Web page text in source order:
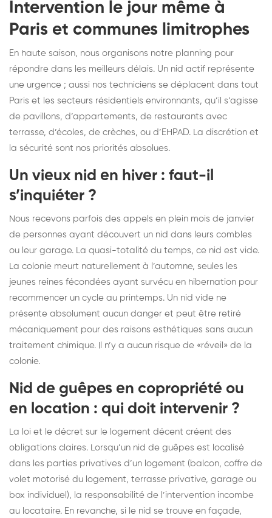
Intervention le jour même à
Paris et communes limitrophes
En haute saison, nous organisons notre planning pour
répondre dans les meilleurs délais. Un nid actif représente
une urgence ; aussi nos techniciens se déplacent dans tout
Paris et les secteurs résidentiels environnants, qu’il s’agisse
de pavillons, d’appartements, de restaurants avec
terrasse, d’écoles, de crèches, ou d’EHPAD. La discrétion et
la sécurité sont nos priorités absolues.
Un vieux nid en hiver : faut-il
s’inquiéter ?
Nous recevons parfois des appels en plein mois de janvier
de personnes ayant découvert un nid dans leurs combles
ou leur garage. La quasi-totalité du temps, ce nid est vide.
La colonie meurt naturellement à l’automne, seules les
jeunes reines fécondées ayant survécu en hibernation pour
recommencer un cycle au printemps. Un nid vide ne
présente absolument aucun danger et peut être retiré
mécaniquement pour des raisons esthétiques sans aucun
traitement chimique. Il n’y a aucun risque de «réveil» de la
colonie.
Nid de guêpes en copropriété ou
en location : qui doit intervenir ?
La loi et le décret sur le logement décent créent des
obligations claires. Lorsqu’un nid de guêpes est localisé
dans les parties privatives d’un logement (balcon, coffre de
volet motorisé du logement, terrasse privative, garage ou
box individuel), la responsabilité de l’intervention incombe
au locataire. En revanche, si le nid se trouve en façade,